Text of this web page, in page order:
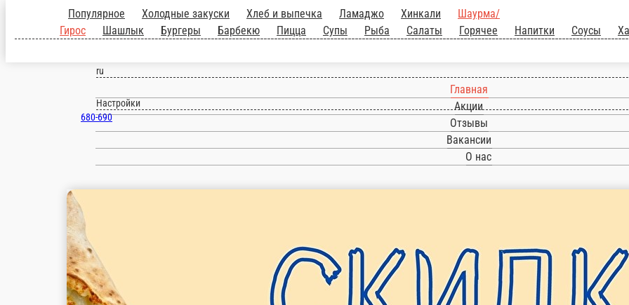
Ярославль
ru
Настройки
680-690
Главная
Акции
Отзывы
Вакансии
О нас
Популярное Холодные закуски Хлеб и выпечка Ламаджо Хинкали
Шаурма/
Гирос
Шашлык Бургеры Барбекю Пицца Супы Рыба Салаты Горячее Напитки Соусы